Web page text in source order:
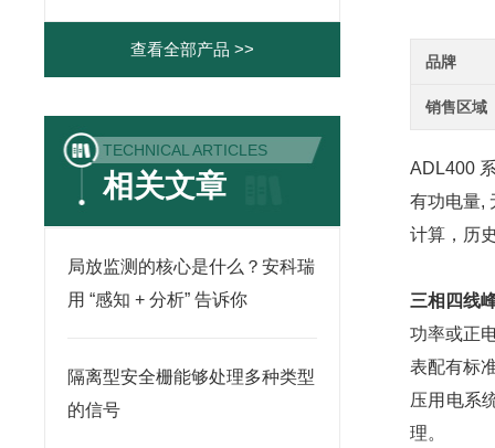
查看全部产品 >>
TECHNICAL ARTICLES
相关文章
局放监测的核心是什么？安科瑞
用 “感知 + 分析” 告诉你
隔离型安全栅能够处理多种类型
的信号
品牌
销售区域
ADL400
有功电量,
计算，历
三相四线
功率或正
表配有标
压用电系
理。